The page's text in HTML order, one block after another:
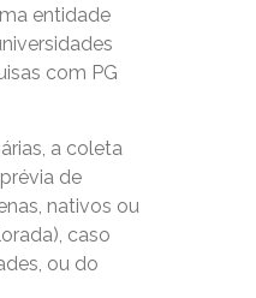
entidade
com PG
a coleta
de
nativos ou
caso
ou do